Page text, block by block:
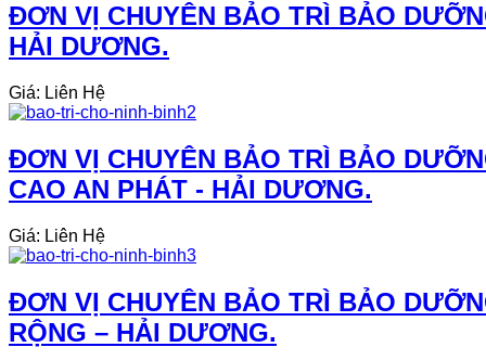
ĐƠN VỊ CHUYÊN BẢO TRÌ BẢO
HẢI DƯƠNG.
Giá: Liên Hệ
ĐƠN VỊ CHUYÊN BẢO TRÌ BẢO
CAO AN PHÁT - HẢI DƯƠNG.
Giá: Liên Hệ
ĐƠN VỊ CHUYÊN BẢO TRÌ BẢO
RỘNG – HẢI DƯƠNG.